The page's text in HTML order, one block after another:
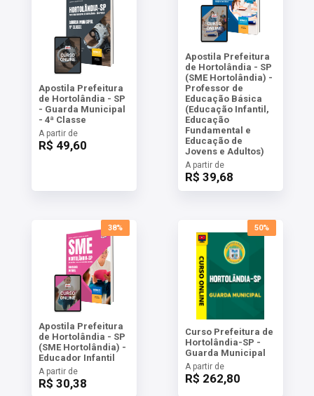
Apostila Prefeitura
de Hortolândia - SP
- Guarda Municipal
- 4ª Classe
A partir de
R$ 49,60
Apostila Prefeitura
de Hortolândia - SP
(SME Hortolândia) -
Professor de
Educação Básica
(Educação Infantil,
Educação
Fundamental e
Educação de
Jovens e Adultos)
A partir de
R$ 39,68
38%
Apostila Prefeitura
de Hortolândia - SP
(SME Hortolândia) -
Educador Infantil
A partir de
R$ 30,38
50%
Curso Prefeitura de
Hortolândia-SP -
Guarda Municipal
A partir de
R$ 262,80